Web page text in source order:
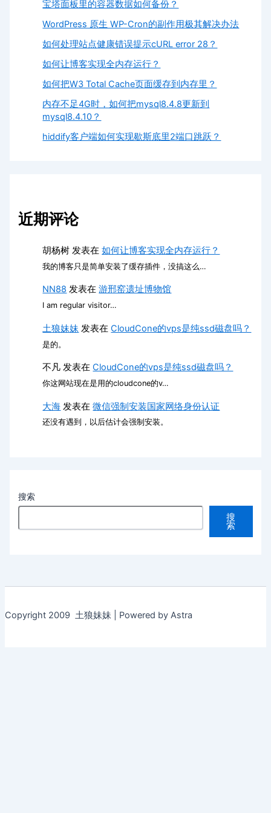
宝塔面板里的容器数据如何备份？
WordPress 原生 WP-Cron的副作用极其解决办法
如何处理站点健康错误提示cURL error 28？
如何让博客实现全内存运行？
如何把W3 Total Cache页面缓存到内存里？
内存不足4G时，如何把mysql8.4.8更新到
mysql8.4.10？
hiddify客户端如何实现歇斯底里2端口跳跃？
近期评论
胡杨树 发表在如何让博客实现全内存运行？
我的博客只是简单安装了缓存插件，没搞这么…
NN88 发表在游邢窑遗址博物馆
I am regular visitor…
土狼妹妹 发表在CloudCone的vps是纯ssd磁盘吗？
是的。
不凡 发表在CloudCone的vps是纯ssd磁盘吗？
你这网站现在是用的cloudcone的v…
大海 发表在微信强制安装国家网络身份认证
还没有遇到，以后估计会强制安装。
搜索
搜
索
Copyright 2009 土狼妹妹 | Powered by Astra